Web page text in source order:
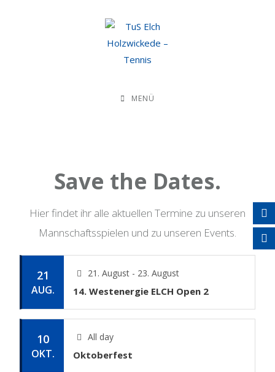
MENÜ
Save the Dates.
Hier findet ihr alle aktuellen Termine zu unseren
Mannschaftsspielen und zu unseren Events.
21
AUG.
21. August - 23. August
14. Westenergie ELCH Open 2
10
OKT.
All day
Oktoberfest